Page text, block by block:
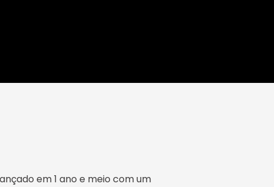
em 1 ano e meio com um